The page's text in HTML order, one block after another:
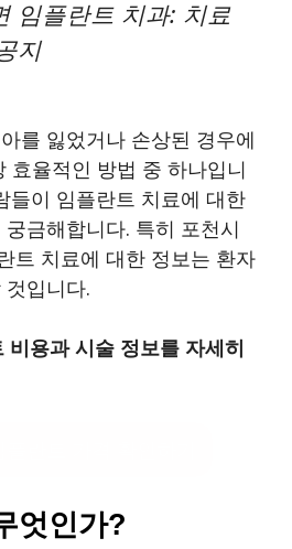
임플란트 치과: 치료
지
를 잃었거나 손상된 경우에
효율적인 방법 중 하나입니
들이 임플란트 치료에 대한
금해합니다. 특히 포천시
트 치료에 대한 정보는 환자
입니다.
비용과 시술 정보를 자세히
엇인가?